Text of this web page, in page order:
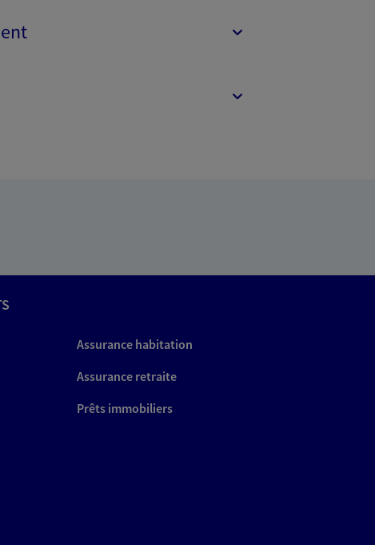
Assurance habitation
Assurance retraite
Prêts immobiliers